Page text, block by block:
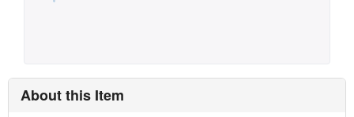
About this Item